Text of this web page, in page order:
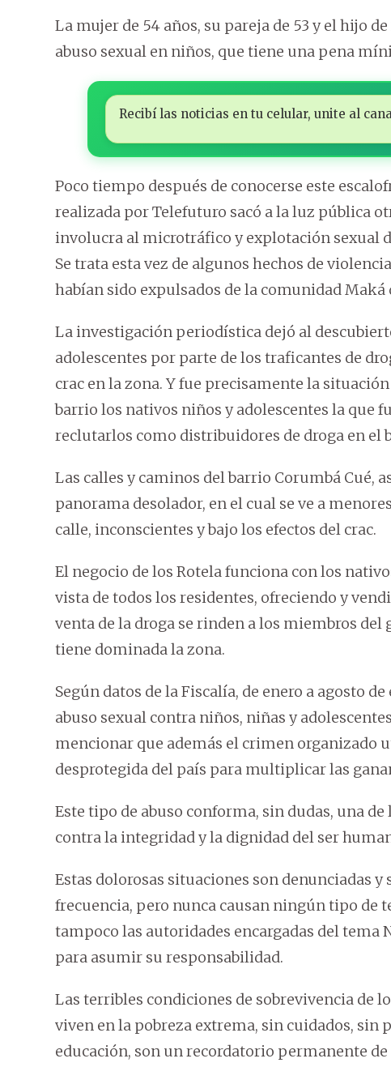
La mujer de 54 años, su pareja de 53 y el hijo
abuso sexual en niños, que tiene una pena
Recibí las noticias en tu celular, unite al
Poco tiempo después de conocerse este
realizada por Telefuturo sacó a la luz pública
involucra al microtráfico y explotación sexual
Se trata esta vez de algunos hechos de
habían sido expulsados de la comunidad
La investigación periodística dejó al
adolescentes por parte de los traficantes de
crac en la zona. Y fue precisamente la
barrio los nativos niños y adolescentes la que
reclutarlos como distribuidores de droga en el
Las calles y caminos del barrio Corumbá Cué,
panorama desolador, en el cual se ve a
calle, inconscientes y bajo los efectos del crac.
El negocio de los Rotela funciona con los
vista de todos los residentes, ofreciendo y
venta de la droga se rinden a los miembros
tiene dominada la zona.
Según datos de la Fiscalía, de enero a agosto
abuso sexual contra niños, niñas y
mencionar que además el crimen organizado
desprotegida del país para multiplicar las
Este tipo de abuso conforma, sin dudas, una
contra la integridad y la dignidad del ser
Estas dolorosas situaciones son denunciadas
frecuencia, pero nunca causan ningún tipo de
tampoco las autoridades encargadas del tema
para asumir su responsabilidad.
Las terribles condiciones de sobrevivencia de
viven en la pobreza extrema, sin cuidados, sin
educación, son un recordatorio permanente